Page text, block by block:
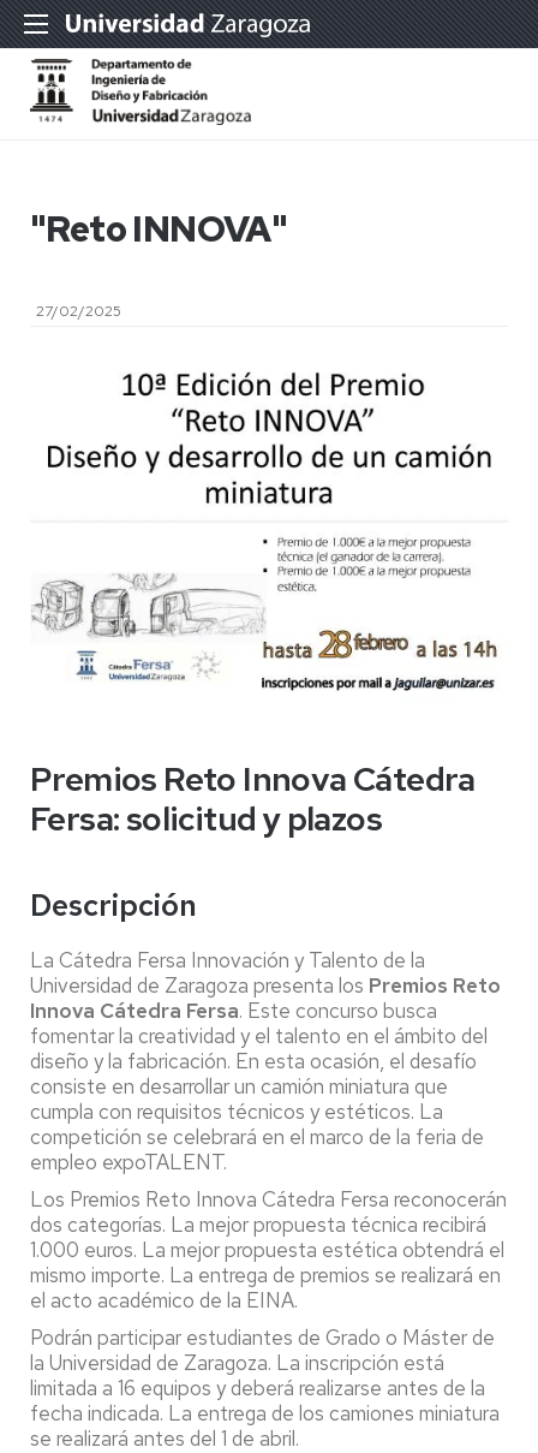
"Reto INNOVA"
27/02/2025
Premios Reto Innova Cátedra
Fersa: solicitud y plazos
Descripción
La Cátedra Fersa Innovación y Talento de la
Universidad de Zaragoza presenta los Premios Reto
Innova Cátedra Fersa. Este concurso busca
fomentar la creatividad y el talento en el ámbito del
diseño y la fabricación. En esta ocasión, el desafío
consiste en desarrollar un camión miniatura que
cumpla con requisitos técnicos y estéticos. La
competición se celebrará en el marco de la feria de
empleo expoTALENT.
Los Premios Reto Innova Cátedra Fersa reconocerán
dos categorías. La mejor propuesta técnica recibirá
1.000 euros. La mejor propuesta estética obtendrá el
mismo importe. La entrega de premios se realizará en
el acto académico de la EINA.
Podrán participar estudiantes de Grado o Máster de
la Universidad de Zaragoza. La inscripción está
limitada a 16 equipos y deberá realizarse antes de la
fecha indicada. La entrega de los camiones miniatura
se realizará antes del 1 de abril.